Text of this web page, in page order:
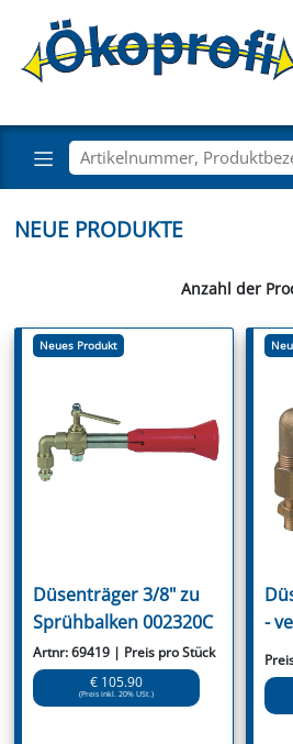
NEUE PRODUKTE
Anzahl der
Neues Produkt
Düsenträger 3/8" zu
Sprühbalken 002320C
Artnr: 69419 | Preis pro Stück
€ 105.90
(Preis inkl. 20% USt.)
-